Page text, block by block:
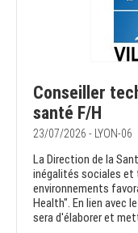
Conseiller
santé F/H
23/07/2026 - LYON-06
La Direction de la
inégalités sociales et
environnements
Health". En lien avec
sera d'élaborer et